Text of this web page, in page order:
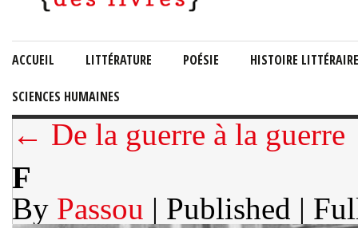
ACCUEIL LITTÉRATURE POÉSIE HISTOIRE LITTÉRAIRE
SCIENCES HUMAINES
← De la guerre à la guerre
F
By Passou | Published |